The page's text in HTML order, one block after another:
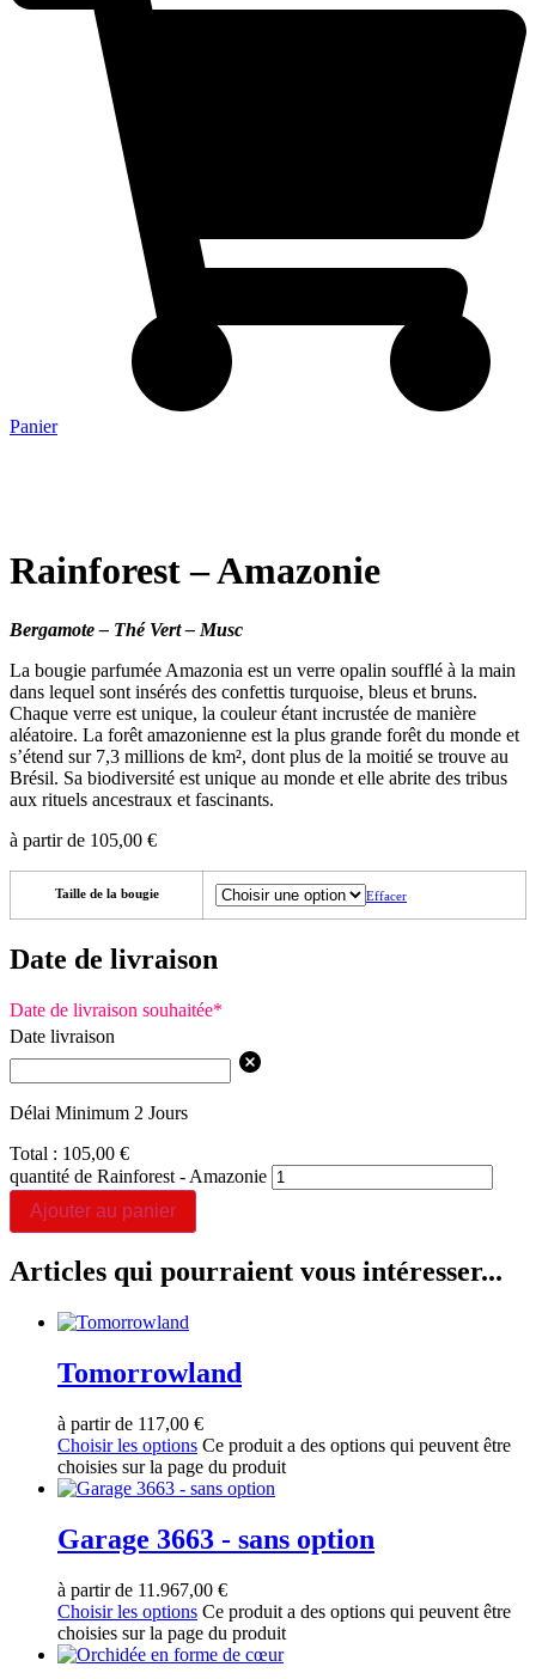
Panier
Rainforest – Amazonie
Bergamote – Thé Vert – Musc
La bougie parfumée Amazonia est un verre opalin soufflé à la main
dans lequel sont insérés des confettis turquoise, bleus et bruns.
Chaque verre est unique, la couleur étant incrustée de manière
aléatoire. La forêt amazonienne est la plus grande forêt du monde et
s’étend sur 7,3 millions de km², dont plus de la moitié se trouve au
Brésil. Sa biodiversité est unique au monde et elle abrite des tribus
aux rituels ancestraux et fascinants.
à partir de 105,00 €
Taille de la bougie Effacer
Date de livraison
Date de livraison souhaitée*
Date livraison
Délai Minimum 2 Jours
Total : 105,00 €
quantité de Rainforest - Amazonie
Ajouter au panier
Articles qui pourraient vous intéresser...
Tomorrowland
à partir de 117,00 €
Choisir les options Ce produit a des options qui peuvent être
choisies sur la page du produit
Garage 3663 - sans option
à partir de 11.967,00 €
Choisir les options Ce produit a des options qui peuvent être
choisies sur la page du produit